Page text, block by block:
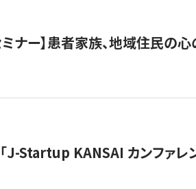
ナー】患者家族、地域住民の
J-Startup KANSAI カンファレ